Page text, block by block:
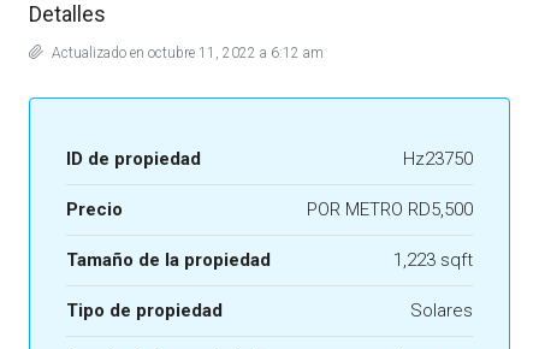
Detalles
Actualizado en octubre 11, 2022 a 6:12 am
ID de propiedad Hz23750
Precio POR METRO RD5,500
Tamaño de la propiedad 1,223 sqft
Tipo de propiedad Solares